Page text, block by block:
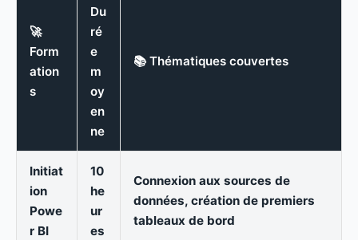
🚀
Form
ation
s
Du
ré
e
m
oy
en
ne
📚 Thématiques couvertes
Initiat
ion
Powe
r BI
10
he
ur
es
Connexion aux sources de
données, création de premiers
tableaux de bord